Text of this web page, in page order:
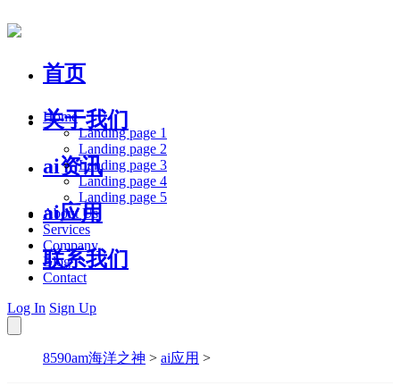
首页
关于我们
ai资讯
ai应用
联系我们
Home
Landing page 1
Landing page 2
Landing page 3
Landing page 4
Landing page 5
About Us
Services
Company
Blog
Contact
Log In Sign Up
8590am海洋之神 > ai应用 >